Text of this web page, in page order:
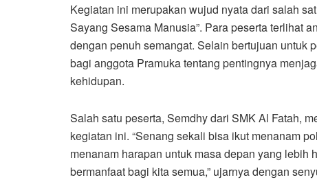
Kegiatan ini merupakan wujud nyata dari salah
Sayang Sesama Manusia”. Para peserta terlihat
dengan penuh semangat. Selain bertujuan untuk
bagi anggota Pramuka tentang pentingnya
kehidupan.
Salah satu peserta, Semdhy dari SMK Al Fatah,
kegiatan ini. “Senang sekali bisa ikut menanam
menanam harapan untuk masa depan yang
bermanfaat bagi kita semua,” ujarnya dengan